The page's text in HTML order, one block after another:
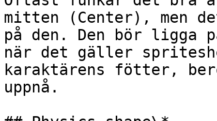
mitten (Center), men
på den. Den bör ligga
när det gäller
karaktärens fötter,
uppnå.